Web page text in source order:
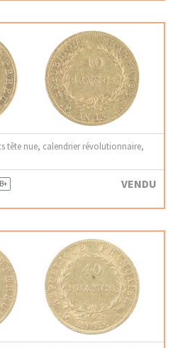
tête nue, calendrier révolutionnaire,
VENDU